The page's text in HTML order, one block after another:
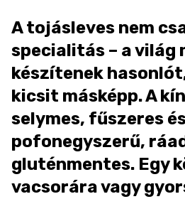
A tojásleves nem
specialitás – a világ
készítenek
kicsit másképp. A
selymes, fűszeres
pofonegyszerű,
gluténmentes. Egy
vacsorára vagy